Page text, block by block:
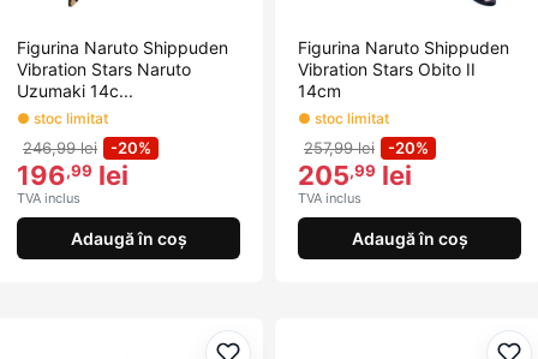
Figurina Naruto Shippuden
Vibration Stars Naruto
Uzumaki 14c...
● stoc limitat
246,99 lei -20%
196,99 lei
TVA inclus
Adaugă în coș
Figurina Naruto Shippuden
Vibration Stars Obito II
14cm
● stoc limitat
257,99 lei -20%
205,99 lei
TVA inclus
Adaugă în coș